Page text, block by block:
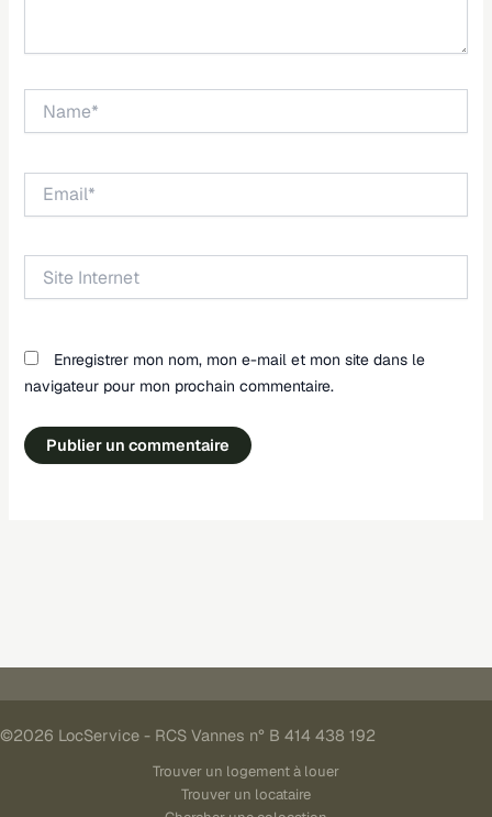
Email*
Internet
Enregistrer mon nom, mon e-mail et mon site dans le
navigateur pour mon prochain commentaire.
©2026 LocService - RCS Vannes n° B 414 438 192
Trouver un logement à louer
Trouver un locataire